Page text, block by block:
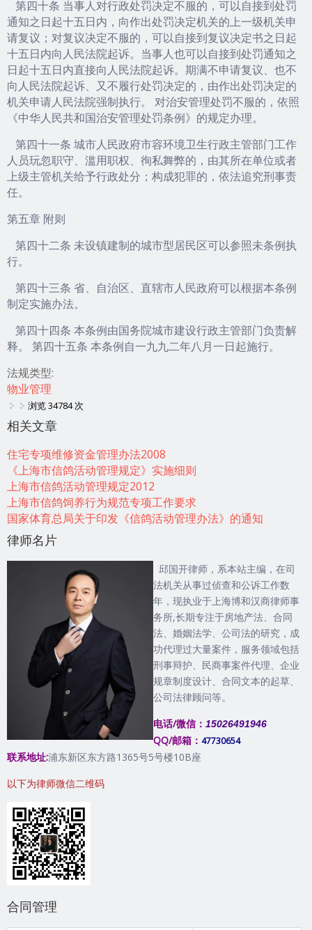
第四十条 当事人对行政处罚决定不服的，可以自接到处罚
通知之日起十五日内，向作出处罚决定机关的上一级机关申
请复议；对复议决定不服的，可以自接到复议决定书之日起
十五日内向人民法院起诉。当事人也可以自接到处罚通知之
日起十五日内直接向人民法院起诉。期满不申请复议、也不
向人民法院起诉、又不履行处罚决定的，由作出处罚决定的
机关申请人民法院强制执行。 对治安管理处罚不服的，依照
《中华人民共和国治安管理处罚条例》的规定办理。
第四十一条 城市人民政府市容环境卫生行政主管部门工作
人员玩忽职守、滥用职权、徇私舞弊的，由其所在单位或者
上级主管机关给予行政处分；构成犯罪的，依法追究刑事责
任。
第五章 附则
第四十二条 未设镇建制的城市型居民区可以参照未条例执
行。
第四十三条 省、自治区、直辖市人民政府可以根据本条例
制定实施办法。
第四十四条 本条例由国务院城市建设行政主管部门负责解
释。 第四十五条 本条例自一九九二年八月一日起施行。
法规类型:
物业管理
浏览 34784 次
相关文章
住宅专项维修资金管理办法2008
《上海市信鸽活动管理规定》实施细则
上海市信鸽活动管理规定2012
上海市信鸽饲养行为规范专项工作要求
国家体育总局关于印发《信鸽活动管理办法》的通知
律师名片
邱国开律师，系本站主编，在司
法机关从事过侦查和公诉工作数
年，现执业于上海博和汉商律师事
务所,长期专注于房地产法、合同
法、婚姻法学、公司法的研究，成
功代理过大量案件，服务领域包括
刑事辩护、民商事案件代理、企业
规章制度设计、合同文本的起草、
公司法律顾问等。
电话/微信： 15026491946
QQ/邮箱： 47730654
联系地址:浦东新区东方路1365号5号楼10B座
以下为律师微信二维码
合同管理